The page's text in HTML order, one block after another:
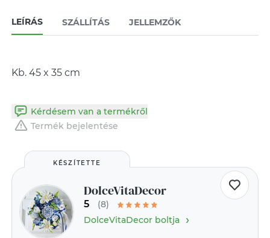
LEÍRÁS SZÁLLÍTÁS JELLEMZŐK
Kb. 45 x 35 cm
Kérdésem van a termékről
Termék bejelentése
KÉSZÍTETTE
DolceVitaDecor
5
(8)
DolceVitaDecor boltja›